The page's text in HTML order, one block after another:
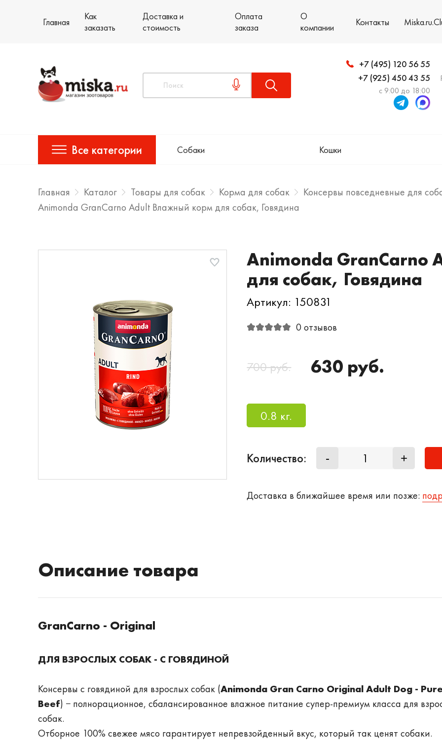
Главная
Как
заказать
Доставка и
стоимость
Оплата
заказа
О
компании
Контакты
+7 (495) 120 56 55
+7 (925) 450 43 55
с 9:00 до 18:00
Все категории Собаки Кошки
Главная Каталог Товары для собак Корма для собак Консервы повседневные для
Animonda GranCarno Adult Влажный корм для собак, Говядина
Animonda GranCarno
для собак, Говядина
Артикул: 150831
0 отзывов
700 руб. 630 руб.
0.8 кг.
Количество: - +
Доставка в ближайшее время или позже:
Описание товара
GranCarno - Original
ДЛЯ ВЗРОСЛЫХ СОБАК - С ГОВЯДИНОЙ
Консервы с говядиной для взрослых собак (Animonda Gran Сarno Original Adult Dog - Pure
Beef) − полнорационное, сбалансированное влажное питание супер-премиум класса для
собак.
Отборное 100% свежее мясо гарантирует непревзойденный вкус, который так ценят собаки.